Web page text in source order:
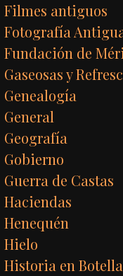
Filmes antiguos
Fotografía
Fundación de
Gaseosas y
Genealogía
General
Geografía
Gobierno
Guerra de Castas
Haciendas
Henequén
Hielo
Historia en